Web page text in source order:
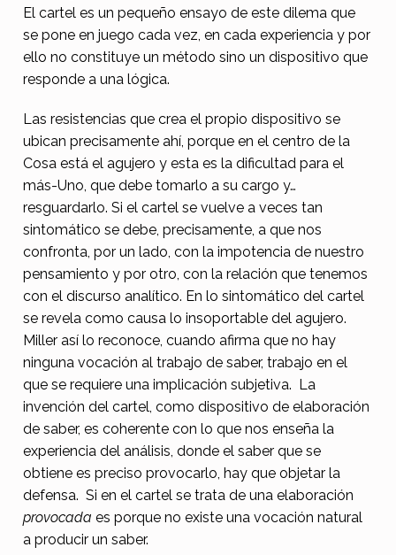
El cartel es un pequeño ensayo de este dilema que
se pone en juego cada vez, en cada experiencia y por
ello no constituye un método sino un dispositivo que
responde a una lógica.
Las resistencias que crea el propio dispositivo se
ubican precisamente ahí, porque en el centro de la
Cosa está el agujero y esta es la dificultad para el
más-Uno, que debe tomarlo a su cargo y…
resguardarlo. Si el cartel se vuelve a veces tan
sintomático se debe, precisamente, a que nos
confronta, por un lado, con la impotencia de nuestro
pensamiento y por otro, con la relación que tenemos
con el discurso analítico. En lo sintomático del cartel
se revela como causa lo insoportable del agujero.
Miller así lo reconoce, cuando afirma que no hay
ninguna vocación al trabajo de saber, trabajo en el
que se requiere una implicación subjetiva. La
invención del cartel, como dispositivo de elaboración
de saber, es coherente con lo que nos enseña la
experiencia del análisis, donde el saber que se
obtiene es preciso provocarlo, hay que objetar la
defensa. Si en el cartel se trata de una elaboración
provocada es porque no existe una vocación natural
a producir un saber.